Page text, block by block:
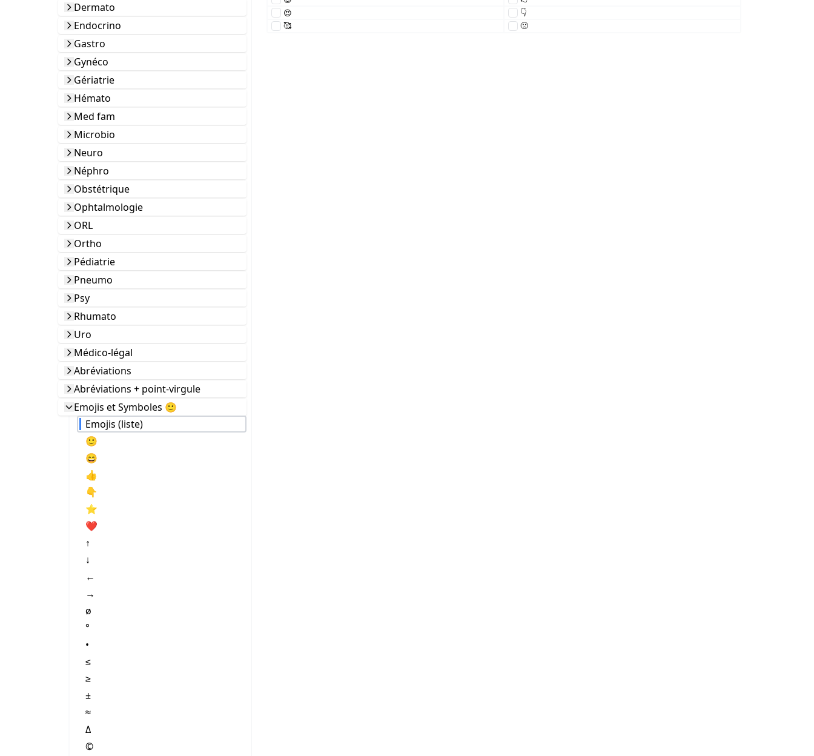
Dermato
Endocrino
Gastro
Gynéco
Gériatrie
Hémato
Med fam
Microbio
Neuro
Néphro
Obstétrique
Ophtalmologie
ORL
Ortho
Pédiatrie
Pneumo
Psy
Rhumato
Uro
Médico-légal
Abréviations
Abréviations + point-virgule
Emojis et Symboles 🙂
Emojis (liste)
🙂
😄
👍
👇
⭐️
❤️
↑
↓
←
→
ø
°
•
≤
≥
±
≈
Δ
©